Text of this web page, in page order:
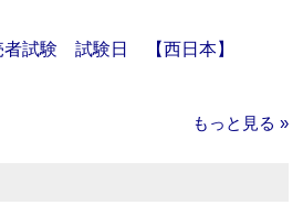
試験 試験日 【西日本】
もっと見る »